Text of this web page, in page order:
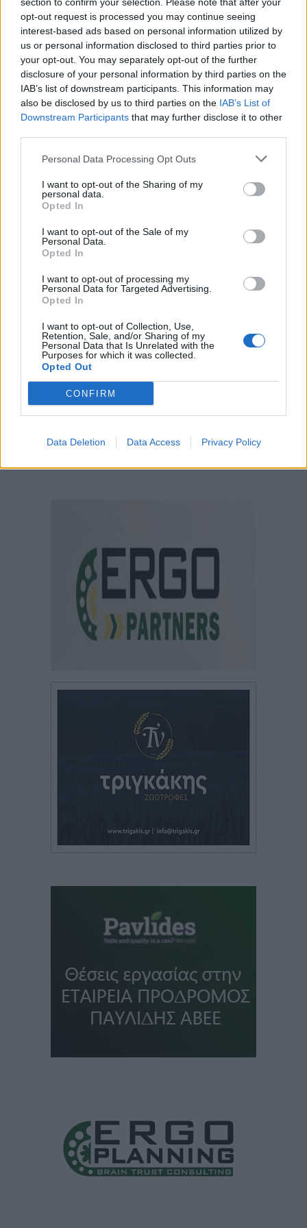
opt-out request is processed you may continue seeing
interest-based ads based on personal information utilized by
us or personal information disclosed to third parties prior to
your opt-out. You may separately opt-out of the further
disclosure of your personal information by third parties on the
IAB’s list of downstream participants. This information may
also be disclosed by us to third parties on the IAB’s List of
Downstream Participants that may further disclose it to other
Personal Data Processing Opt Outs
I want to opt-out of the Sharing of my
personal data.
Opted In
I want to opt-out of the Sale of my
Personal Data.
Opted In
I want to opt-out of processing my
Personal Data for Targeted Advertising.
Opted In
I want to opt-out of Collection, Use,
Retention, Sale, and/or Sharing of my
Personal Data that Is Unrelated with the
Purposes for which it was collected.
Opted Out
CONFIRM
Data Deletion Data Access Privacy Policy
νόμιμα τις εκτάσεις που τους παραχωρήθηκαν
από το ίδιο το Δημόσιο δεν θα βρίσκονται πλέον
αντιμέτωποι με αδικαιολόγητες δικαστικές
διεκδικήσεις. Το υπουργείο Αγροτικής Ανάπτυξης
και Τροφίμων δίνει σαφείς οδηγίες στις υπηρεσίες
του, ώστε οι διαδικασίες να ολοκληρώνονται
λύνει προβλήματα, προστατεύει την αγροτική
περιουσία των πολιτών και υπηρετεί την ασφάλεια
δικαίου».
Γραφείο Τύπου ΥΠΑΑΤ